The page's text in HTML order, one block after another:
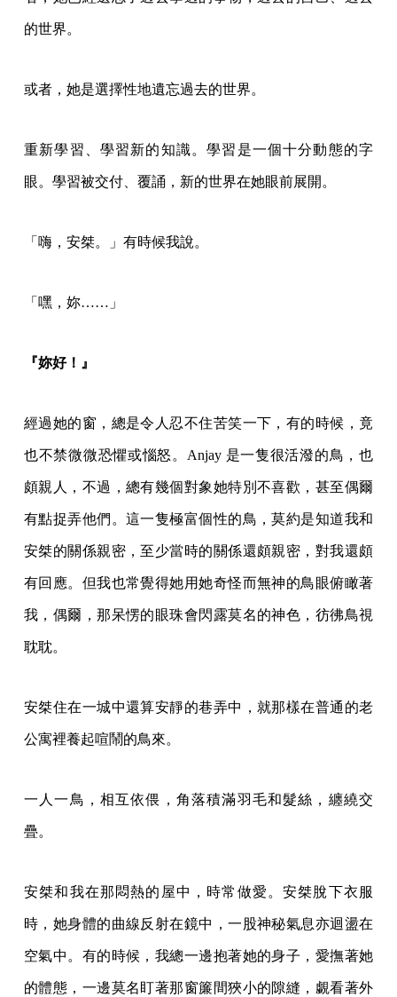
的世界。
或者，她是選擇性地遺忘過去的世界。
重新學習、學習新的知識。學習是一個十分動態的字
眼。學習被交付、覆誦，新的世界在她眼前展開。
「嗨，安桀。」有時候我說。
「嘿，妳……」
『妳好！』
經過她的窗，總是令人忍不住苦笑一下，有的時候，竟
也不禁微微恐懼或惱怒。Anjay 是一隻很活潑的鳥，也
頗親人，不過，總有幾個對象她特別不喜歡，甚至偶爾
有點捉弄他們。這一隻極富個性的鳥，莫約是知道我和
安桀的關係親密，至少當時的關係還頗親密，對我還頗
有回應。但我也常覺得她用她奇怪而無神的鳥眼俯瞰著
我，偶爾，那呆愣的眼珠會閃露莫名的神色，彷彿鳥視
耽耽。
安桀住在一城中還算安靜的巷弄中，就那樣在普通的老
公寓裡養起喧鬧的鳥來。
一人一鳥，相互依偎，角落積滿羽毛和髮絲，纏繞交
疊。
安桀和我在那悶熱的屋中，時常做愛。安桀脫下衣服
時，她身體的曲線反射在鏡中，一股神秘氣息亦迴盪在
空氣中。有的時候，我總一邊抱著她的身子，愛撫著她
的體態，一邊莫名盯著那窗簾間狹小的隙縫，覷看著外